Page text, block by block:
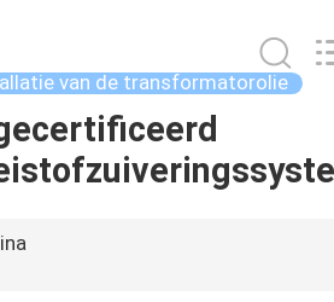
van de transformatorolie